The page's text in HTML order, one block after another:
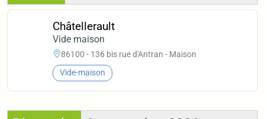
Châtellerault
Vide maison
86100 - 136 bis rue d'Antran - Maison
Vide-maison